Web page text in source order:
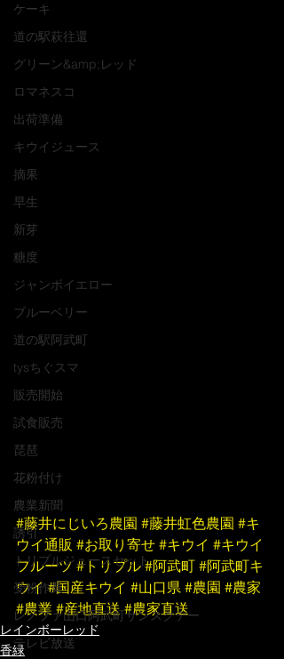
ケーキ
道の駅萩往還
グリーン&amp;レッド
ロマネスコ
出荷準備
キウイジュース
摘果
早生
新芽
糖度
ジャンボイエロー
ブルーベリー
道の駅阿武町
tysちぐスマ
販売開始
試食販売
琵琶
花粉付け
農業新聞
誘引
トリプルジュースセット
受粉作業
レノファ山口阿武町サンスクデー
テレビ放送
#藤井にじいろ農園 #藤井虹色農園 #キ
ウイ通販 #お取り寄せ #キウイ #キウイ
フルーツ #トリプル #阿武町 #阿武町キ
ウイ #国産キウイ #山口県 #農園 #農家
#農業 #産地直送 #農家直送
レインボーレッド
香緑